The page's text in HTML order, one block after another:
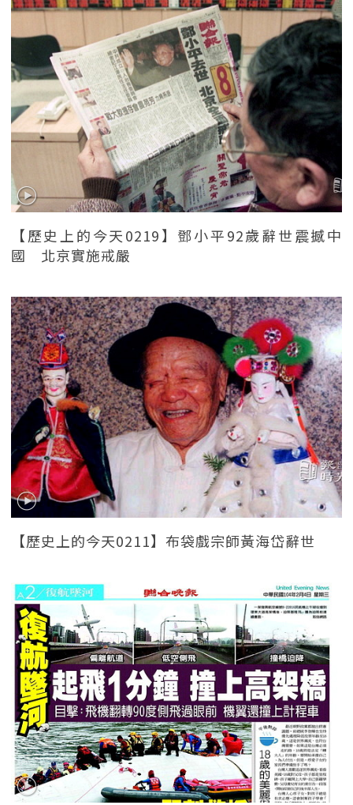
【歷史上的今天0219】鄧小平92歲辭世震撼中
國 北京實施戒嚴
【歷史上的今天0211】布袋戲宗師黃海岱辭世